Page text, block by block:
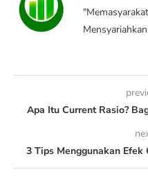
Apa Itu Current Rasio?
3 Tips Menggunakan Efek